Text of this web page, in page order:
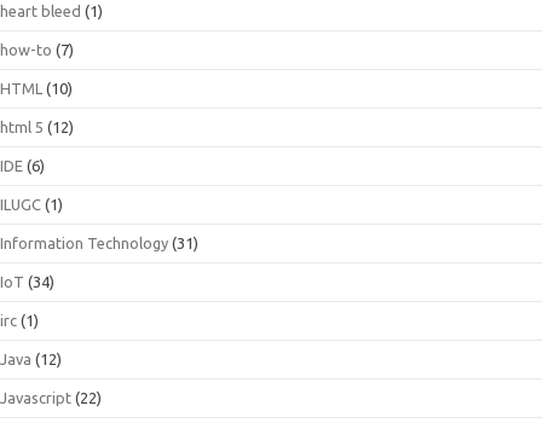
heart bleed (1)
how-to (7)
HTML (10)
html 5 (12)
IDE (6)
ILUGC (1)
Information Technology (31)
IoT (34)
irc (1)
Java (12)
Javascript (22)